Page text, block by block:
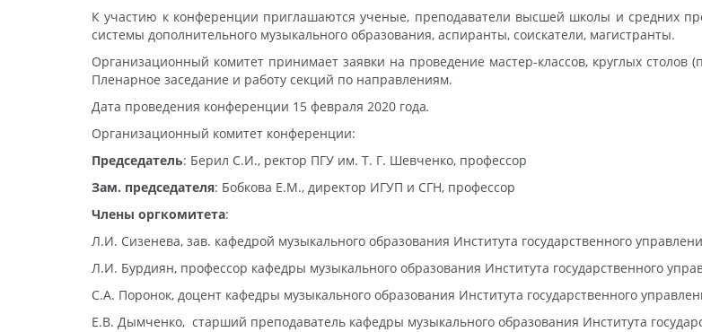
К участию к конференции приглашаются ученые, преподаватели высшей школы и средних
системы дополнительного музыкального образования, аспиранты, соискатели, магистранты.
Организационный комитет принимает заявки на проведение мастер-классов, круглых
Пленарное заседание и работу секций по направлениям.
Дата проведения конференции 15 февраля 2020 года.
Организационный комитет конференции:
Председатель: Берил С.И., ректор ПГУ им. Т. Г. Шевченко, профессор
Зам. председателя: Бобкова Е.М., директор ИГУП и СГН, профессор
Члены оргкомитета:
Л.И. Сизенева, зав. кафедрой музыкального образования Института государственного
Л.И. Бурдиян, профессор кафедры музыкального образования Института государственного
С.А. Поронок, доцент кафедры музыкального образования Института государственного
Е.В. Дымченко, старший преподаватель кафедры музыкального образования Института